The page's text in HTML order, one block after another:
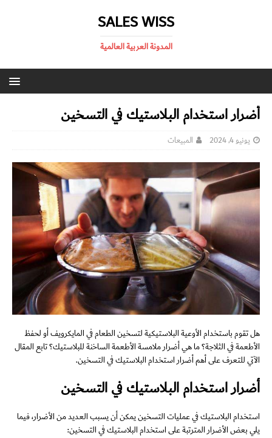
SALES WISS
المدونة العربية العالمية
أضرار استخدام البلاستيك في التسخين
يونيو 4, 2024 المبيعات
هل تقوم باستخدام الأوعية البلاستيكية لتسخين الطعام في المايكرويف أو لحفظ
الأطعمة في الثلاجة؟ ما هي أضرار ملامسة الأطعمة الساخنة للبلاستيك؟ تابع المقال
الآتي للتعرف على أهم أضرار استخدام البلاستيك في التسخين.
أضرار استخدام البلاستيك في التسخين
استخدام البلاستيك في عمليات التسخين يمكن أن يسبب العديد من الأضرار، فيما
يلي بعض الأضرار المترتبة على استخدام البلاستيك في التسخين: